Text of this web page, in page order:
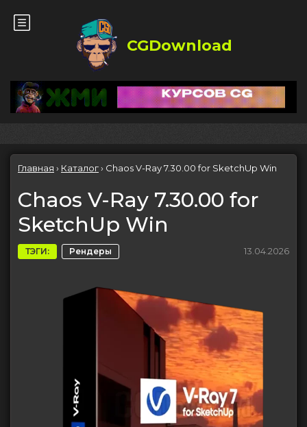
CGDownload
Главная › Каталог› Chaos V-Ray 7.30.00 for SketchUp Win
Chaos V-Ray 7.30.00 for
SketchUp Win
ТЭГИ: Рендеры 13.04.2026